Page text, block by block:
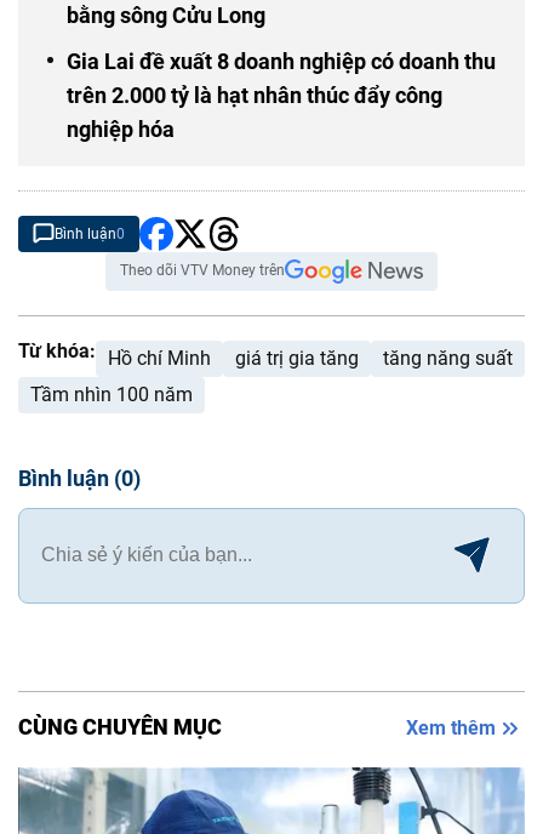
bằng sông Cửu Long
Gia Lai đề xuất 8 doanh nghiệp có doanh thu
trên 2.000 tỷ là hạt nhân thúc đẩy công
nghiệp hóa
Bình luận0
Theo dõi VTV Money trên
Từ khóa: Hồ chí Minh giá trị gia tăng
tăng năng suất
Tầm nhìn 100 năm
Bình luận (0)
CÙNG CHUYÊN MỤC Xem thêm